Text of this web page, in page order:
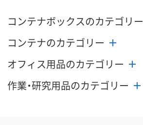
コンテナボックスのカテゴリー
コンテナのカテゴリー
オフィス用品のカテゴリー
作業・研究用品のカテゴリー